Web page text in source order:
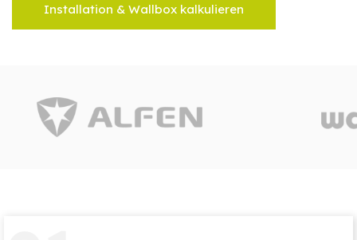
Installation & Wallbox kalkulieren